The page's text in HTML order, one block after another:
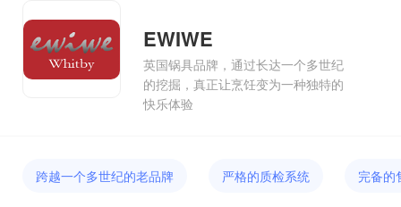
EWIWE
英国锅具品牌，通过长达一个多世纪
的挖掘，真正让烹饪变为一种独特的
快乐体验
跨越一个多世纪的老品牌 严格的质检系统 完备的